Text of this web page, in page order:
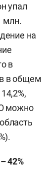
упал
млн.
на
в
в общем
можно
42%